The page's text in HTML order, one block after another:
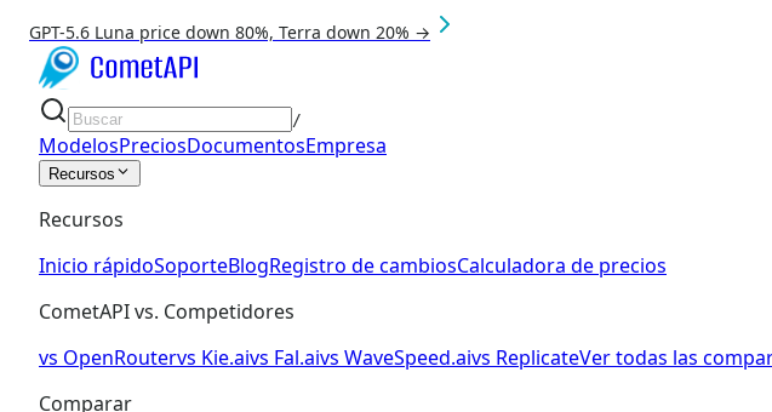
GPT-5.6 Luna price down 80%, Terra down 20% →
/
ModelosPreciosDocumentosEmpresa
Recursos
Recursos
Inicio rápidoSoporteBlogRegistro de cambiosCalculadora de precios
CometAPI vs. Competidores
vs OpenRoutervs Kie.aivs Fal.aivs WaveSpeed.aivs ReplicateVer todas las
Comparar